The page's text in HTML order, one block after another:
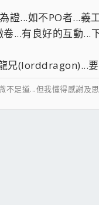
證...如不PO者...義
...有良好的互動...
兄(lorddragon)...
不足道...但我懂得感謝及